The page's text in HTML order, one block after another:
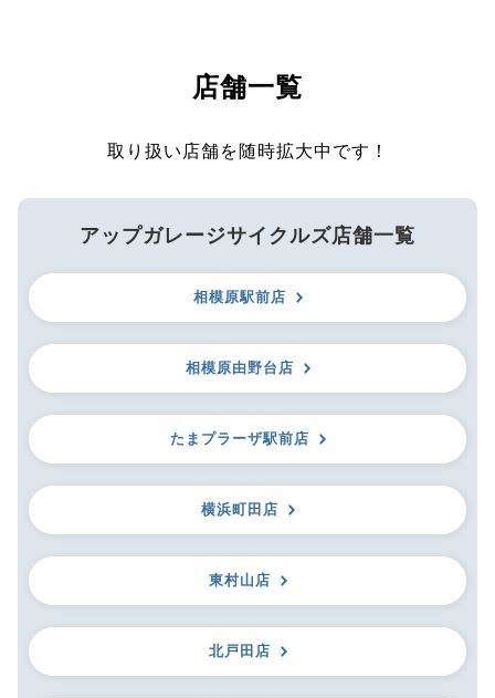
店舗一覧
取り扱い店舗を随時拡大中です！
アップガレージサイクルズ店舗一覧
相模原駅前店
相模原由野台店
たまプラーザ駅前店
横浜町田店
東村山店
北戸田店